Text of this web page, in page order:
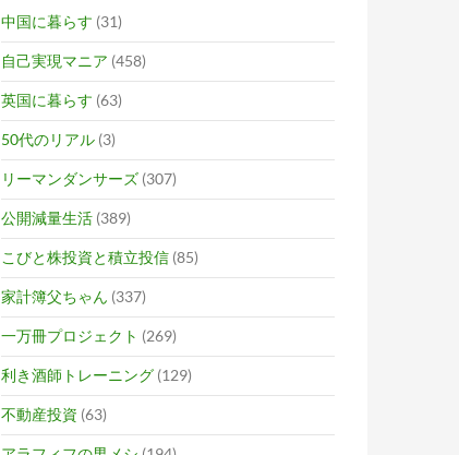
中国に暮らす (31)
自己実現マニア (458)
英国に暮らす (63)
50代のリアル (3)
リーマンダンサーズ (307)
公開減量生活 (389)
こびと株投資と積立投信 (85)
家計簿父ちゃん (337)
一万冊プロジェクト (269)
利き酒師トレーニング (129)
不動産投資 (63)